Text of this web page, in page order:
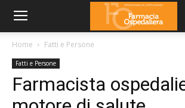
Home Fatti e Persone
Fatti e Persone
Farmacista